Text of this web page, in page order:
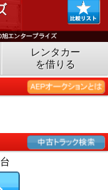
レンタカー
を借りる
台